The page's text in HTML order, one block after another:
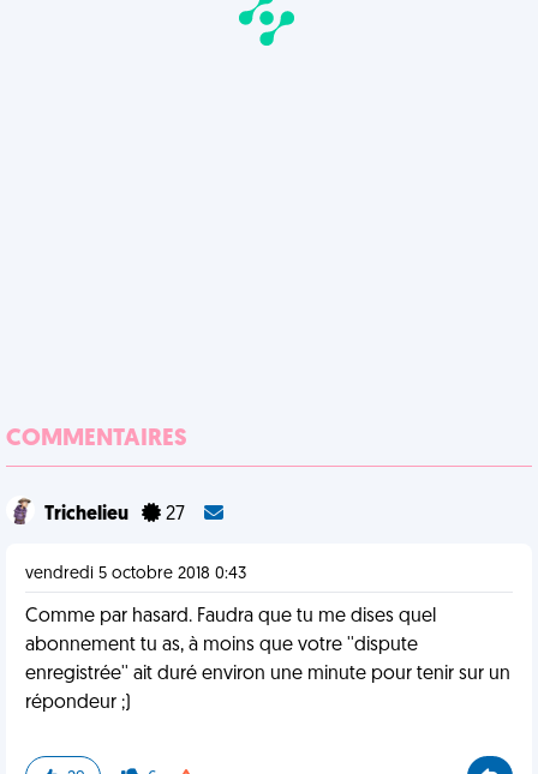
COMMENTAIRES
Trichelieu 27
vendredi 5 octobre 2018 0:43
Comme par hasard. Faudra que tu me dises quel
abonnement tu as, à moins que votre ''dispute
enregistrée'' ait duré environ une minute pour tenir sur un
répondeur ;)